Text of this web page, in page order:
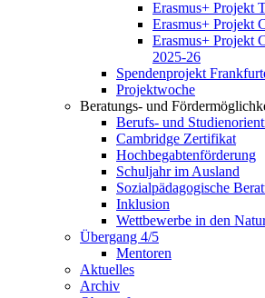
Erasmus+ Projekt
Erasmus+ Projekt
Erasmus+ Projekt
2025-26
Spendenprojekt
Projektwoche
Beratungs- und
Berufs- und
Cambridge Zertifikat
Hochbegabtenförderung
Schuljahr im Ausland
Sozialpädagogische
Inklusion
Wettbewerbe in den
Übergang 4/5
Mentoren
Aktuelles
Archiv